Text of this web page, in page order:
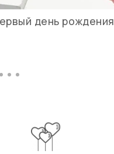
день рождения